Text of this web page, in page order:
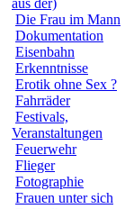
aus der)
Die Frau im Mann
Dokumentation
Eisenbahn
Erkenntnisse
Erotik ohne Sex ?
Fahrräder
Festivals,
Veranstaltungen
Feuerwehr
Flieger
Fotographie
Frauen unter sich